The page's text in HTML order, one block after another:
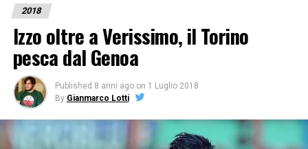
2018
Izzo oltre a Verissimo, il Torino
pesca dal Genoa
Published 8 anni ago on 1 Luglio 2018
By Gianmarco Lotti